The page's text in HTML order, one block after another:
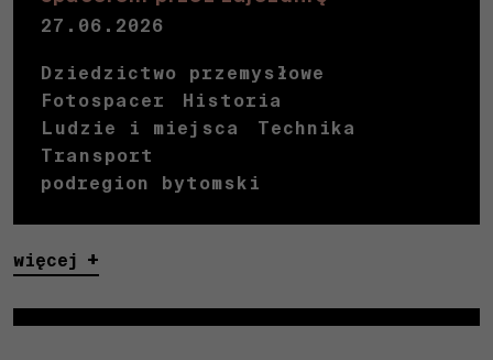
27.06.2026
Dziedzictwo przemysłowe
Fotospacer
Historia
Ludzie i miejsca
Technika
Transport
podregion bytomski
więcej